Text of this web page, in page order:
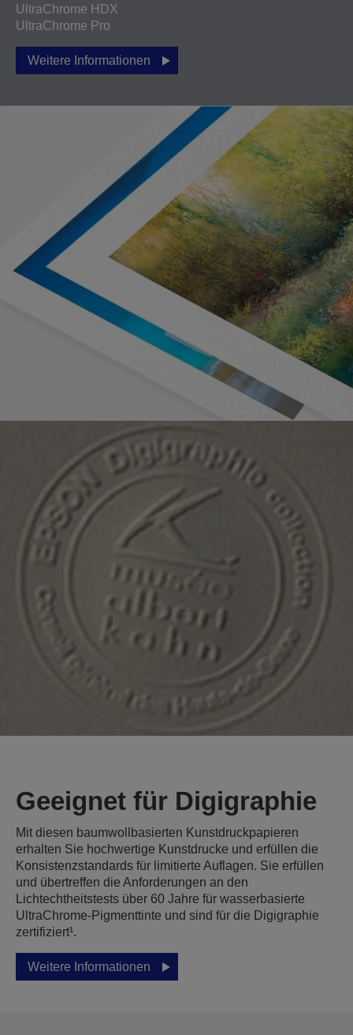
UltraChrome HDX
UltraChrome Pro
Weitere Informationen
Geeignet für Digigraphie
Mit diesen baumwollbasierten Kunstdruckpapieren
erhalten Sie hochwertige Kunstdrucke und erfüllen die
Konsistenzstandards für limitierte Auflagen. Sie erfüllen
und übertreffen die Anforderungen an den
Lichtechtheitstests über 60 Jahre für wasserbasierte
UltraChrome-Pigmenttinte und sind für die Digigraphie
zertifiziert¹.
Weitere Informationen